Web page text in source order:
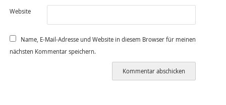
Website
Name, E-Mail-Adresse und Website in diesem Browser für meinen
nächsten Kommentar speichern.